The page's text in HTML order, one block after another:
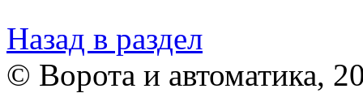
Назад в раздел
© Ворота и автоматика,